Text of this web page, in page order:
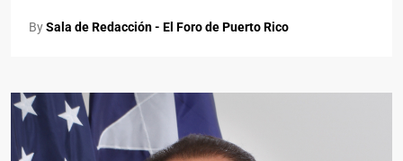
BySala de Redacción - El Foro de Puerto Rico